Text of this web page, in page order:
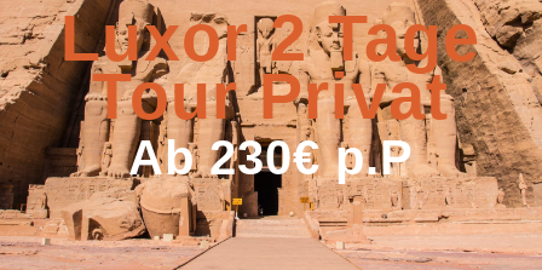
Luxor 2 Tage
Tour Privat
Ab 230€ p.P